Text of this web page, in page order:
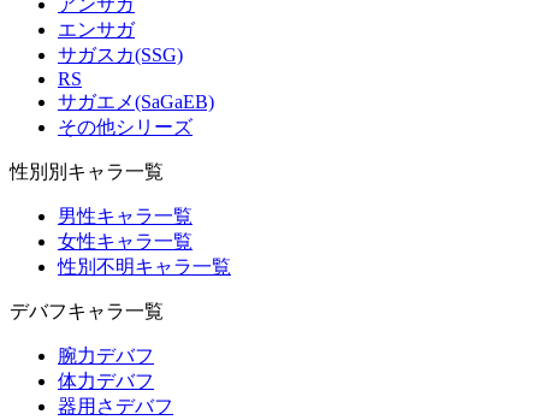
アンサガ
エンサガ
サガスカ(SSG)
RS
サガエメ(SaGaEB)
その他シリーズ
性別別キャラ一覧
男性キャラ一覧
女性キャラ一覧
性別不明キャラ一覧
デバフキャラ一覧
腕力デバフ
体力デバフ
器用さデバフ